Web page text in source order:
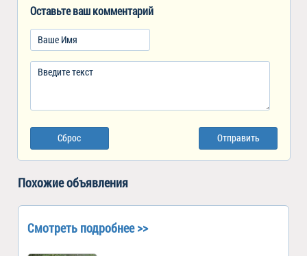
Оставьте ваш комментарий
Сброс Отправить
Похожие объявления
Смотреть подробнее >>